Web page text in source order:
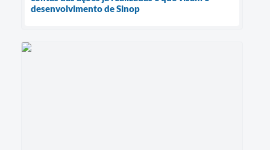
desenvolvimento de Sinop